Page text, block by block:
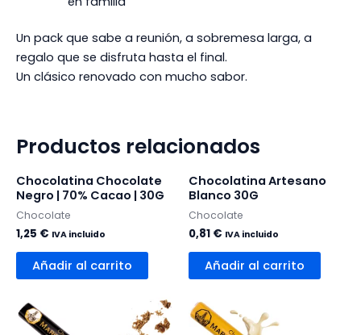
Un pack que sabe a reunión, a sobremesa larga, a
regalo que se disfruta hasta el final.
Un clásico renovado con mucho sabor.
Productos relacionados
Chocolatina Chocolate
Negro | 70% Cacao | 30G
Chocolate
1,25 € IVA incluido
Añadir al carrito
Chocolatina Artesano
Blanco 30G
Chocolate
0,81 € IVA incluido
Añadir al carrito